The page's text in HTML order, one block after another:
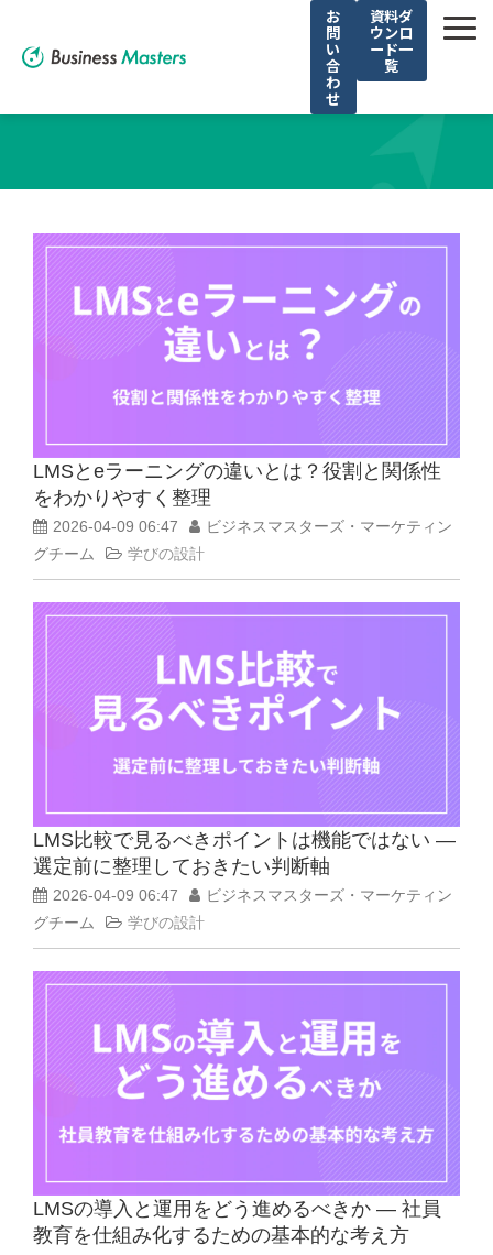
お
問
い
合
わ
せ
資料ダ
ウンロ
ード一
覧
導入事例
お役立ち記事
無料セミナー
LMSとeラーニングの違いとは？役割と関係性
をわかりやすく整理
2026-04-09 06:47
ビジネスマスターズ・マーケティン
グチーム
学びの設計
LMS比較で見るべきポイントは機能ではない ―
選定前に整理しておきたい判断軸
2026-04-09 06:47
ビジネスマスターズ・マーケティン
グチーム
学びの設計
LMSの導入と運用をどう進めるべきか ― 社員
教育を仕組み化するための基本的な考え方